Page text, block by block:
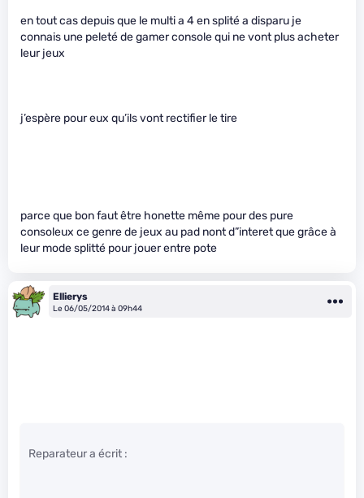
en tout cas depuis que le multi a 4 en splité a disparu je
connais une peleté de gamer console qui ne vont plus acheter
leur jeux
j’espère pour eux qu’ils vont rectifier le tire
parce que bon faut être honette même pour des pure
consoleux ce genre de jeux au pad nont d”interet que grâce à
leur mode splitté pour jouer entre pote
Ellierys
Le 06/05/2014 à 09h44
Reparateur a écrit :